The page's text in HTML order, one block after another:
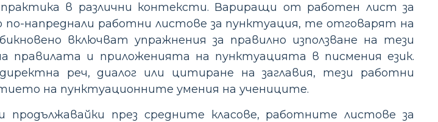
в различни контексти. Вариращи от работен лист за
по-напреднали работни листове за пунктуация, те отговарят на
включват упражнения за правилно използване на тези
правилата и приложенията на пунктуацията в писмения език.
реч, диалог или цитиране на заглавия, тези работни
на пунктуационните умения на учениците.
през средните класове, работните листове за